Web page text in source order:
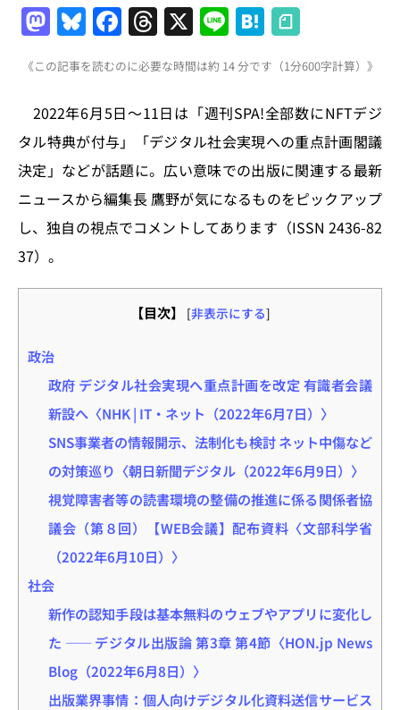
M
a
st
o
d
o
n
Bl
u
e
s
k
y
F
a
c
e
b
o
o
k
T
h
re
a
d
s
X Li
n
e
H
at
e
n
a
《この記事を読むのに必要な時間は約 14 分です（1分600字計算）》
2022年6月5日～11日は「週刊SPA!全部数にNFTデジ
タル特典が付与」「デジタル社会実現への重点計画閣議
決定」などが話題に。広い意味での出版に関連する最新
ニュースから編集長 鷹野が気になるものをピックアップ
し、独自の視点でコメントしてあります（ISSN 2436-82
37）。
【目次】 [非表示にする]
政治
政府 デジタル社会実現へ重点計画を改定 有識者会議
新設へ〈NHK | IT・ネット（2022年6月7日）〉
SNS事業者の情報開示、法制化も検討 ネット中傷など
の対策巡り〈朝日新聞デジタル（2022年6月9日）〉
視覚障害者等の読書環境の整備の推進に係る関係者協
議会（第８回）【WEB会議】配布資料〈文部科学省
（2022年6月10日）〉
社会
新作の認知手段は基本無料のウェブやアプリに変化し
た ―― デジタル出版論 第3章 第4節〈HON.jp News
Blog（2022年6月8日）〉
出版業界事情：個人向けデジタル化資料送信サービス